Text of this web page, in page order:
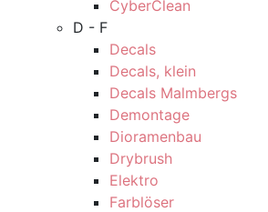
CyberClean
D - F
Decals
Decals, klein
Decals Malmbergs
Demontage
Dioramenbau
Drybrush
Elektro
Farblöser